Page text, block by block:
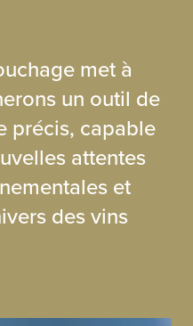
met à
un outil de
précis, capable
attentes
et
des vins